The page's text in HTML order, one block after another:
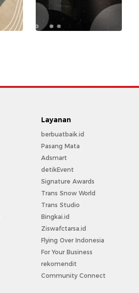
Layanan
berbuatbaik.id
Pasang Mata
Adsmart
detikEvent
Signature Awards
Trans Snow World
Trans Studio
Bingkai.id
Ziswafctarsa.id
Flying Over Indonesia
For Your Business
rekomendit
Community Connect